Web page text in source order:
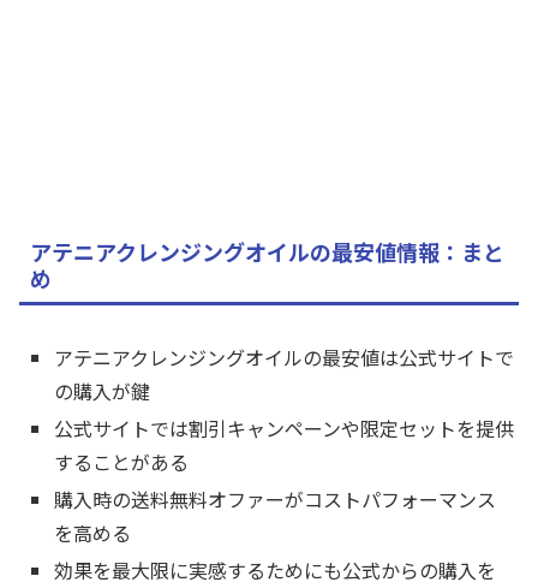
アテニアクレンジングオイルの最安値情報：まと
め
アテニアクレンジングオイルの最安値は公式サイトで
の購入が鍵
公式サイトでは割引キャンペーンや限定セットを提供
することがある
購入時の送料無料オファーがコストパフォーマンス
を高める
効果を最大限に実感するためにも公式からの購入を